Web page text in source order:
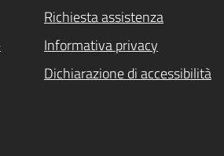
Richiesta assistenza
Informativa privacy
Dichiarazione di accessibilità